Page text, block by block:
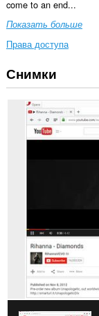
come to an end...
Показать больше
Права доступа
У
этого
доступ
вашим
Снимки